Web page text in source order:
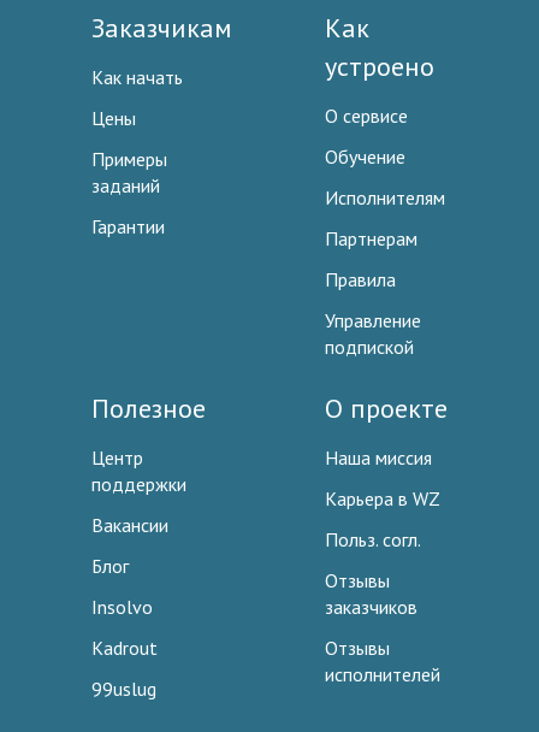
Заказчикам
Как начать
Цены
Примеры
заданий
Гарантии
Как
устроено
О сервисе
Обучение
Исполнителям
Партнерам
Правила
Управление
подпиской
Полезное
Центр
поддержки
Вакансии
Блог
Insolvo
Kadrout
99uslug
О проекте
Наша миссия
Карьера в WZ
Польз. согл.
Отзывы
заказчиков
Отзывы
исполнителей